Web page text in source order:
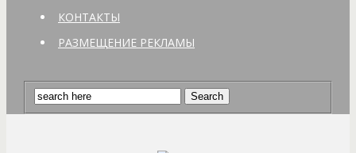
КОНТАКТЫ
РАЗМЕЩЕНИЕ РЕКЛАМЫ